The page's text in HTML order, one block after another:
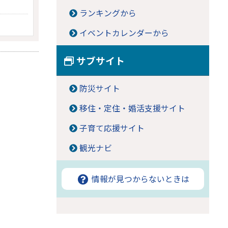
ランキングから
イベントカレンダーから
サブサイト
防災サイト
移住・定住・婚活支援サイト
子育て応援サイト
観光ナビ
情報が見つからないときは